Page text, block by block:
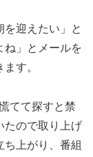
迎えたい」と
ね」とメールを
す。
てて探すと禁
たので取り上げ
ち上がり、番組